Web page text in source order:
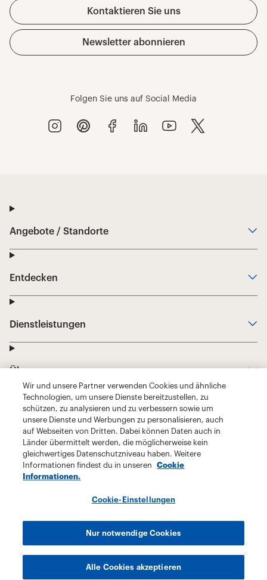
Wir und unsere Partner verwenden Cookies und ähnliche
Technologien, um unsere Dienste bereitzustellen, zu
schützen, zu analysieren und zu verbessern sowie um
unsere Dienste und Werbungen zu personalisieren, auch
auf Webseiten von Dritten. Dabei können Daten auch in
Länder übermittelt werden, die möglicherweise kein
gleichwertiges Datenschutzniveau haben. Weitere
Informationen findest du in unseren
Cookie
Informationen.
Cookie-Einstellungen
Nur notwendige Cookies
Alle Cookies akzeptieren